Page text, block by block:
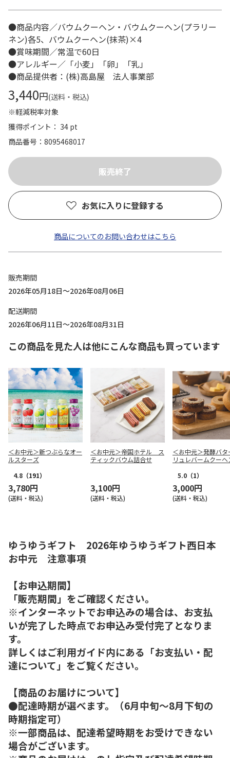
●商品内容／バウムクーヘン・バウムクーヘン(プラリー
ネン)各5、バウムクーヘン(抹茶)×4
●賞味期間／常温で60日
●アレルギー／「小麦」「卵」「乳」
●商品提供者：(株)高島屋 法人事業部
3,440円(送料・税込)
※軽減税率対象
獲得ポイント： 34 pt
商品番号
8095468017
お気に入りに登録する
商品についてのお問い合わせはこちら
販売期間
2026年05月18日～2026年08月06日
配送期間
2026年06月11日～2026年08月31日
この商品を見た人は他にこんな商品も買っています
＜お中元＞新つぶらなオー
ルスターズ
4.8 （191）
3,780円
(送料・税込)
＜お中元＞帝国ホテル ス
ティックバウム詰合せ
3,100円
(送料・税込)
＜お中元＞発酵バタ
リュレバームクー
5.0 （1）
3,000円
(送料・税込)
ゆうゆうギフト 2026年ゆうゆうギフト西日本
お中元 注意事項
【お申込期間】
「販売期間」をご確認ください。
※インターネットでお申込みの場合は、お支払
いが完了した時点でお申込み受付完了となりま
す。
詳しくはご利用ガイド内にある「お支払い・配
達について」をご覧ください。
【商品のお届けについて】
●配達時期が選べます。（6月中旬～8月下旬の
時期指定可）
※一部商品は、配達希望時期をお受けできない
場合がございます。